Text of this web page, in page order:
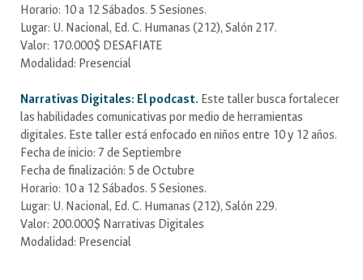
Horario: 10 a 12 Sábados. 5 Sesiones.
Lugar: U. Nacional, Ed. C. Humanas (212), Salón 217.
Valor: 170.000$ DESAFIATE
Modalidad: Presencial
Narrativas Digitales: El podcast. Este taller busca fortalecer
las habilidades comunicativas por medio de herramientas
digitales. Este taller está enfocado en niños entre 10 y 12 años.
Fecha de inicio: 7 de Septiembre
Fecha de finalización: 5 de Octubre
Horario: 10 a 12 Sábados. 5 Sesiones.
Lugar: U. Nacional, Ed. C. Humanas (212), Salón 229.
Valor: 200.000$ Narrativas Digitales
Modalidad: Presencial